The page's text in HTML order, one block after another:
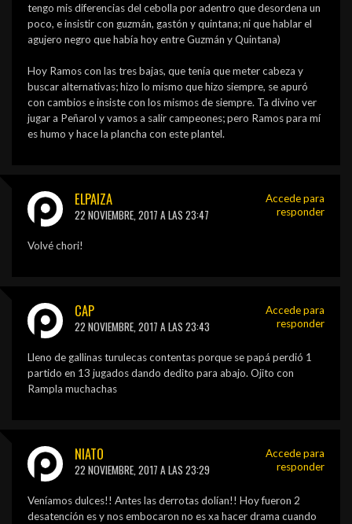
tengo mis diferencias del cebolla por adentro que desordena un
poco, e insistir con guzmán, gastón y quintana; ni que hablar el
agujero negro que había hoy entre Guzmán y Quintana)
Hoy Ramos con las tres bajas, que tenía que meter cabeza y
buscar alternativas; hizo lo mismo que hizo siempre, se apuró
con cambios e insiste con los mismos de siempre. Ta divino ver
jugar a Peñarol y vamos a salir campeones; pero Ramos para mí
es humo y hace la plancha con este plantel.
ELPAIZA
22 NOVIEMBRE, 2017 A LAS 23:47
Volvé chori!
Accede para
responder
CAP
22 NOVIEMBRE, 2017 A LAS 23:43
Lleno de gallinas turulecas contentas porque se papá perdió 1
partido en 13 jugados dando dedito para abajo. Ojito con
Rampla muchachas
Accede para
responder
NIATO
22 NOVIEMBRE, 2017 A LAS 23:29
Veníamos dulces!! Antes las derrotas dolían!! Hoy fueron 2
desatención es y nos embocaron no es xa hacer drama cuando
Accede para
responder